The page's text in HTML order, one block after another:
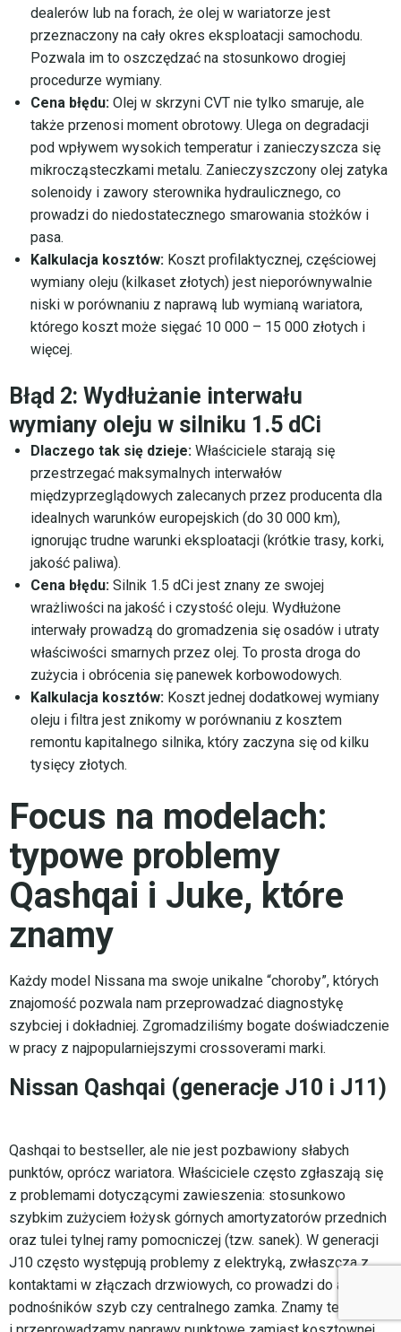
dealerów lub na forach, że olej w wariatorze jest
przeznaczony na cały okres eksploatacji samochodu.
Pozwala im to oszczędzać na stosunkowo drogiej
procedurze wymiany.
Cena błędu: Olej w skrzyni CVT nie tylko smaruje, ale
także przenosi moment obrotowy. Ulega on degradacji
pod wpływem wysokich temperatur i zanieczyszcza się
mikrocząsteczkami metalu. Zanieczyszczony olej zatyka
solenoidy i zawory sterownika hydraulicznego, co
prowadzi do niedostatecznego smarowania stożków i
pasa.
Kalkulacja kosztów: Koszt profilaktycznej, częściowej
wymiany oleju (kilkaset złotych) jest nieporównywalnie
niski w porównaniu z naprawą lub wymianą wariatora,
którego koszt może sięgać 10 000 – 15 000 złotych i
więcej.
Błąd 2: Wydłużanie interwału
wymiany oleju w silniku 1.5 dCi
Dlaczego tak się dzieje: Właściciele starają się
przestrzegać maksymalnych interwałów
międzyprzeglądowych zalecanych przez producenta dla
idealnych warunków europejskich (do 30 000 km),
ignorując trudne warunki eksploatacji (krótkie trasy, korki,
jakość paliwa).
Cena błędu: Silnik 1.5 dCi jest znany ze swojej
wrażliwości na jakość i czystość oleju. Wydłużone
interwały prowadzą do gromadzenia się osadów i utraty
właściwości smarnych przez olej. To prosta droga do
zużycia i obrócenia się panewek korbowodowych.
Kalkulacja kosztów: Koszt jednej dodatkowej wymiany
oleju i filtra jest znikomy w porównaniu z kosztem
remontu kapitalnego silnika, który zaczyna się od kilku
tysięcy złotych.
Focus na modelach:
typowe problemy
Qashqai i Juke, które
znamy
Każdy model Nissana ma swoje unikalne “choroby”, których
znajomość pozwala nam przeprowadzać diagnostykę
szybciej i dokładniej. Zgromadziliśmy bogate doświadczenie
w pracy z najpopularniejszymi crossoverami marki.
Nissan Qashqai (generacje J10 i J11)
Qashqai to bestseller, ale nie jest pozbawiony słabych
punktów, oprócz wariatora. Właściciele często zgłaszają się
z problemami dotyczącymi zawieszenia: stosunkowo
szybkim zużyciem łożysk górnych amortyzatorów przednich
oraz tulei tylnej ramy pomocniczej (tzw. sanek). W generacji
J10 często występują problemy z elektryką, zwłaszcza z
kontaktami w złączach drzwiowych, co prowadzi do awarii
podnośników szyb czy centralnego zamka. Znamy te niuanse